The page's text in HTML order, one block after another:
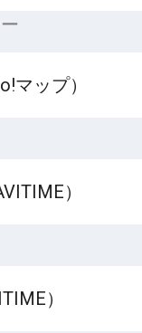
マップ）
）
）